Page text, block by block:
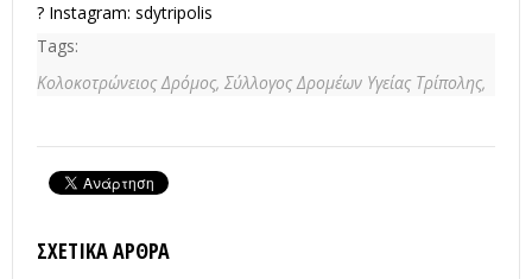
? Instagram: sdytripolis
Tags:
Κολοκοτρώνειος Δρόμος, Σύλλογος Δρομέων Υγείας Τρίπολης,
ΣΧΕΤΙΚΆ ΆΡΘΡΑ